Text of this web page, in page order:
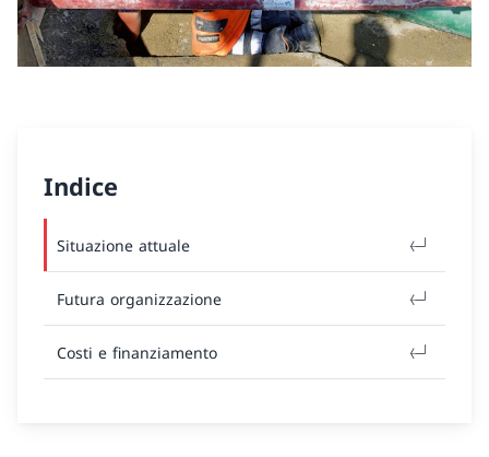
Indice
Situazione attuale
Futura organizzazione
Costi e finanziamento